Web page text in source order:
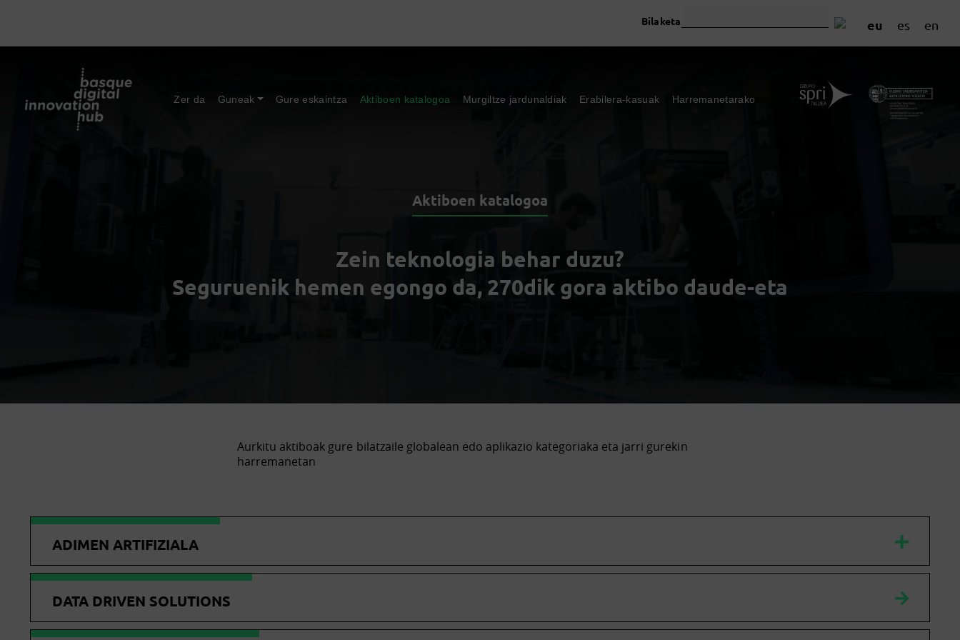
eu es en
Bilaketa
Zer da Guneak Gure eskaintza Aktiboen katalogoa Murgiltze jardunaldiak Erabilera-kasuak Harremanetarako
Aktiboen katalogoa
Zein teknologia behar duzu?
Seguruenik hemen egongo da, 270dik gora aktibo daude-eta
Aurkitu aktiboak gure bilatzaile globalean edo aplikazio kategoriaka eta jarri gurekin
harremanetan
ADIMEN ARTIFIZIALA
DATA DRIVEN SOLUTIONS